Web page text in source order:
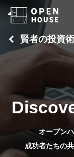
賢者の投資
オープン
成功者たちの